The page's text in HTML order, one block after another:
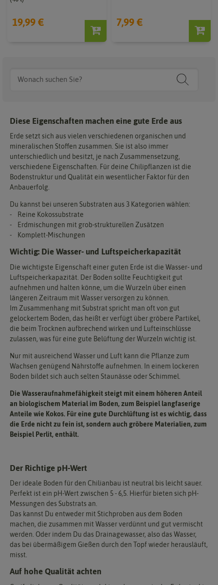
19,99 € 7,99 €
Diese Eigenschaften machen eine gute Erde aus
Erde setzt sich aus vielen verschiedenen organischen und
mineralischen Stoffen zusammen. Sie ist also immer
unterschiedlich und besitzt, je nach Zusammensetzung,
verschiedene Eigenschaften. Für deine Chilipflanzen ist die
Bodenstruktur und Qualität ein wesentlicher Faktor für den
Anbauerfolg.
Du kannst bei unseren Substraten aus 3 Kategorien wählen:
- Reine Kokossubstrate
- Erdmischungen mit grob-strukturellen Zusätzen
- Komplett-Mischungen
Wichtig: Die Wasser- und Luftspeicherkapazität
Die wichtigste Eigenschaft einer guten Erde ist die Wasser- und
Luftspeicherkapazität. Der Boden sollte Feuchtigkeit gut
aufnehmen und halten könne, um die Wurzeln über einen
längeren Zeitraum mit Wasser versorgen zu können.
Im Zusammenhang mit Substrat spricht man oft von gut
gelockertem Boden, das heißt er verfügt über gröbere Partikel,
die beim Trocknen aufbrechend wirken und Lufteinschlüsse
zulassen, was für eine gute Belüftung der Wurzeln wichtig ist.
Nur mit ausreichend Wasser und Luft kann die Pflanze zum
Wachsen genügend Nährstoffe aufnehmen. In einem lockeren
Boden bildet sich auch selten Staunässe oder Schimmel.
Die Wasseraufnahmefähigkeit steigt mit einem höheren Anteil
an biologischem Material im Boden, zum Beispiel langfaserige
Anteile wie Kokos. Für eine gute Durchlüftung ist es wichtig, dass
die Erde nicht zu fein ist, sondern auch gröbere Materialien, zum
Beispiel Perlit, enthält.
Der Richtige pH-Wert
Der ideale Boden für den Chilianbau ist neutral bis leicht sauer.
Perfekt ist ein pH-Wert zwischen 5 - 6,5. Hierfür bieten sich pH-
Messungen des Substrats an.
Das kannst Du entweder mit Stichproben aus dem Boden
machen, die zusammen mit Wasser verdünnt und gut vermischt
werden. Oder indem Du das Drainagewasser, also das Wasser,
das bei übermäßigem Gießen durch den Topf wieder herausläuft,
misst.
Auf hohe Qualität achten